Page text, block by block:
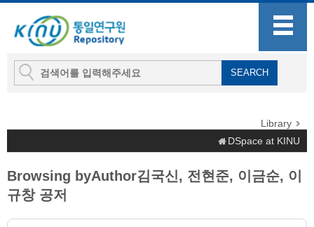
Library
DSpace at KINU
Browsing byAuthor김국신, 전현준, 이금순, 이
규창 공저